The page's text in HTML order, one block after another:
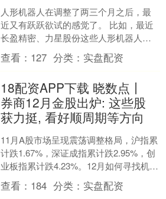
人形机器人在调整了两三个月之后，最
近又有跃跃欲试的感觉了。 比如，最近
长盈精密、力星股份这些人形机器人概
念股都出现异动。 那么，今天就来看
看，人形机器人中，经过....
查看： 127 分类： 实盘配资
18配资APP下载 晓数点丨
券商12月金股出炉: 这些股
获力挺, 看好顺周期等方向
11月A股市场呈现震荡调整格局，沪指累
计跌1.67%，深证成指累计跌2.95%，创
业板指累计跌4.23%。12月如何寻找机
会？截至发稿，近10家券商公布了12
月....
查看： 184 分类： 实盘配资